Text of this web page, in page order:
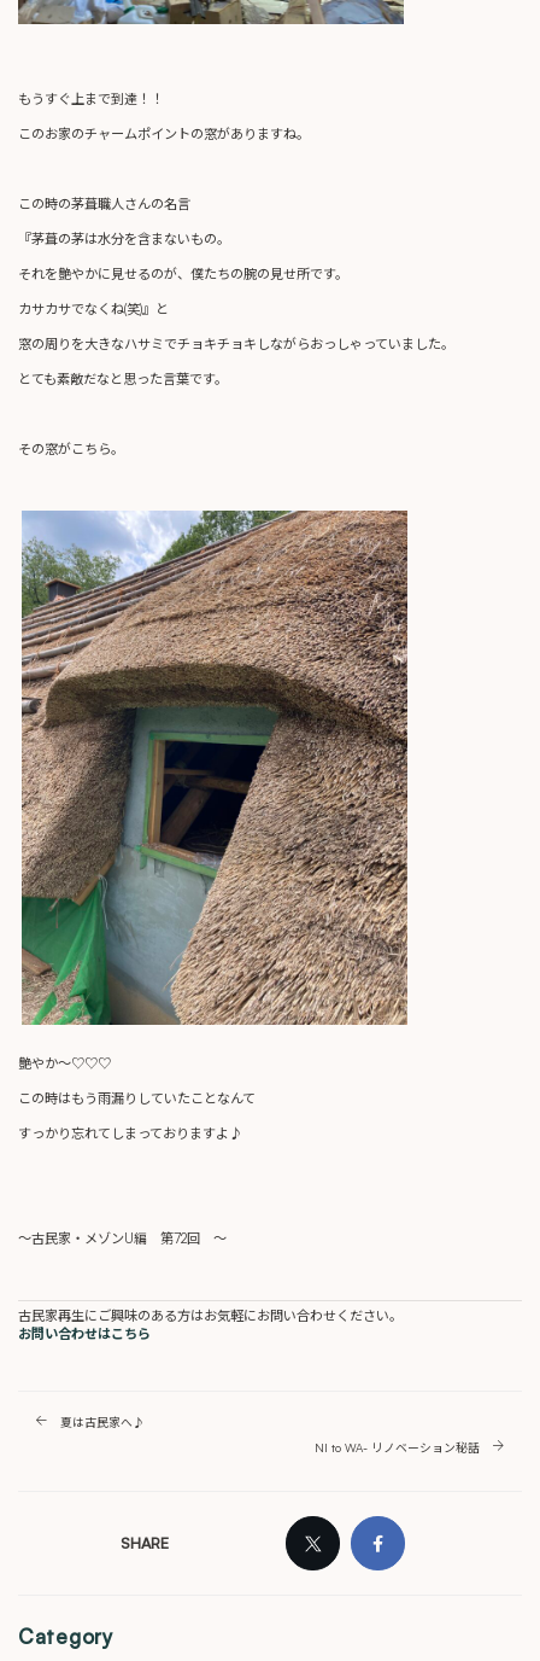
もうすぐ上まで到達！！
このお家のチャームポイントの窓がありますね。
この時の茅葺職人さんの名言
『茅葺の茅は水分を含まないもの。
それを艶やかに見せるのが、僕たちの腕の見せ所です。
カサカサでなくね(笑)』と
窓の周りを大きなハサミでチョキチョキしながらおっしゃっていました。
とても素敵だなと思った言葉です。
その窓がこちら。
艶やか～♡♡♡
この時はもう雨漏りしていたことなんて
すっかり忘れてしまっておりますよ♪
～古民家・メゾンU編 第72回 ～
古民家再生にご興味のある方はお気軽にお問い合わせください。
お問い合わせはこちら
夏は古民家へ♪
NI to WA- リノベーション秘話
SHARE
Category